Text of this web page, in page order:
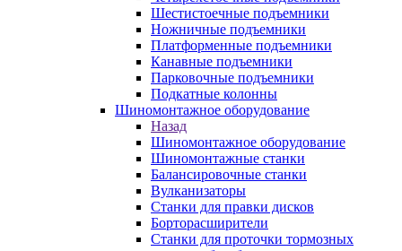
Шестистоечные подъемники
Ножничные подъемники
Платформенные подъемники
Канавные подъемники
Парковочные подъемники
Подкатные колонны
Шиномонтажное оборудование
Назад
Шиномонтажное оборудование
Шиномонтажные станки
Балансировочные станки
Вулканизаторы
Станки для правки дисков
Борторасширители
Станки для проточки тормозных